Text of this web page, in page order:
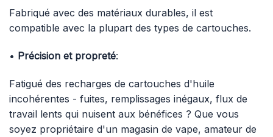
Fabriqué avec des matériaux durables, il est
compatible avec la plupart des types de cartouches.
• Précision et propreté:
Fatigué des recharges de cartouches d'huile
incohérentes - fuites, remplissages inégaux, flux de
travail lents qui nuisent aux bénéfices ? Que vous
soyez propriétaire d'un magasin de vape, amateur de